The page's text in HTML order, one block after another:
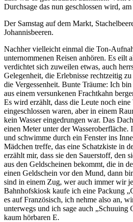
Durchsage das nun geschlossen wird,
Der Samstag auf dem Markt,
Johannisbeeren.
Nachher vielleicht einmal die Ton-
unternommenen Reisen anhören. Es eilt
verdichtet sich zuweilen etwas, auch
Gelegenheit, die Erlebnisse rechtzeitig
die Vergessenheit. Bunte Träume: Ich
aus einem versunkenen Frachtkahn
Es wird erzählt, dass die Leute noch
eingeschlossen waren, aber in einem
kein Wasser eingedrungen war. Das
einen Meter unter der
und schwimme durch ein Fenster ins
Mädchen treffe, das eine Schatzkiste in
erzählt mir, dass sie den Sauerstoff, den
aus den Geldscheinen bekommt, die in
einen Geldschein vor den Mund, dann
sind in einem Zug, wer auch immer wir
Bahnhofskiosk kaufe ich eine Packung
es auf Französisch, ich nehme also an,
unterwegs und ich sage auch „Schuuing
kaum hörbaren E.